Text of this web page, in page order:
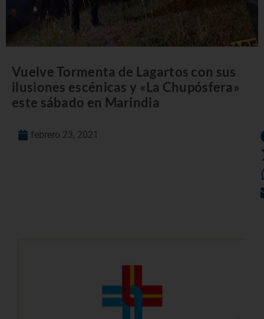
Vuelve Tormenta de Lagartos con sus
ilusiones escénicas y «La Chupósfera»
este sábado en Marindia
febrero 23, 2021